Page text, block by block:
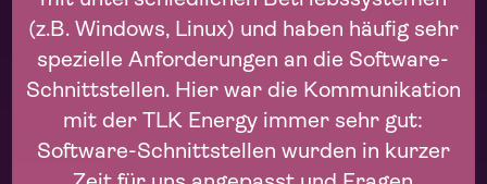
(z.B. Windows, Linux) und haben häufig sehr
spezielle Anforderungen an die Software-
Schnittstellen. Hier war die Kommunikation
mit der TLK Energy immer sehr gut:
Software-Schnittstellen wurden in kurzer